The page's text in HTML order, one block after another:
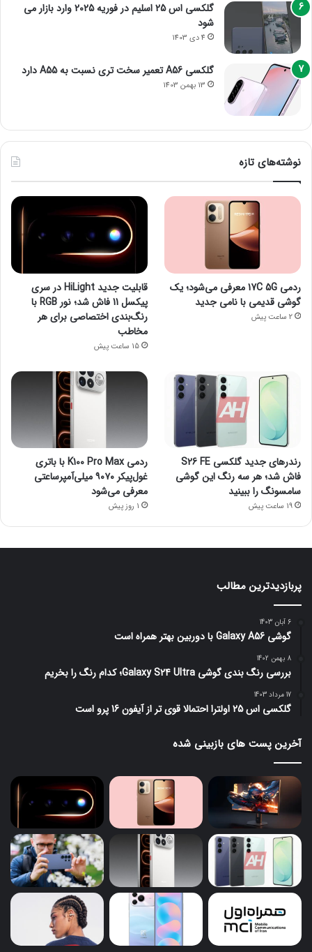
گلکسی اس 25 اسلیم در فوریه 2025 وارد بازار می
شود
4 دی 1403
گلکسی A56 تعمیر سخت تری نسبت به A55 دارد
13 بهمن 1403
نوشته‌های تازه
ردمی 17C 5G معرفی می‌شود؛ یک
گوشی قدیمی با نامی جدید
2 ساعت پیش
قابلیت جدید HiLight در سری
پیکسل 11 فاش شد؛ نور RGB با
رنگ‌بندی اختصاصی برای هر
مخاطب
15 ساعت پیش
رندرهای جدید گلکسی S26 FE
فاش شد؛ هر سه رنگ این گوشی
سامسونگ را ببینید
19 ساعت پیش
ردمی K100 Pro Max با باتری
غول‌پیکر ۹۰۷۰ میلی‌آمپرساعتی
معرفی می‌شود
1 روز پیش
پربازدیدترین مطالب
6 آبان 1403
گوشی Galaxy A56 با دوربین بهتر همراه است
8 بهمن 1402
بررسی رنگ بندی گوشی Galaxy S24 Ultra؛ کدام رنگ را بخریم
17 مرداد 1403
گلکسی اس 25 اولترا احتمالا قوی تر از آیفون 16 پرو است
آخرین پست های بازبینی شده